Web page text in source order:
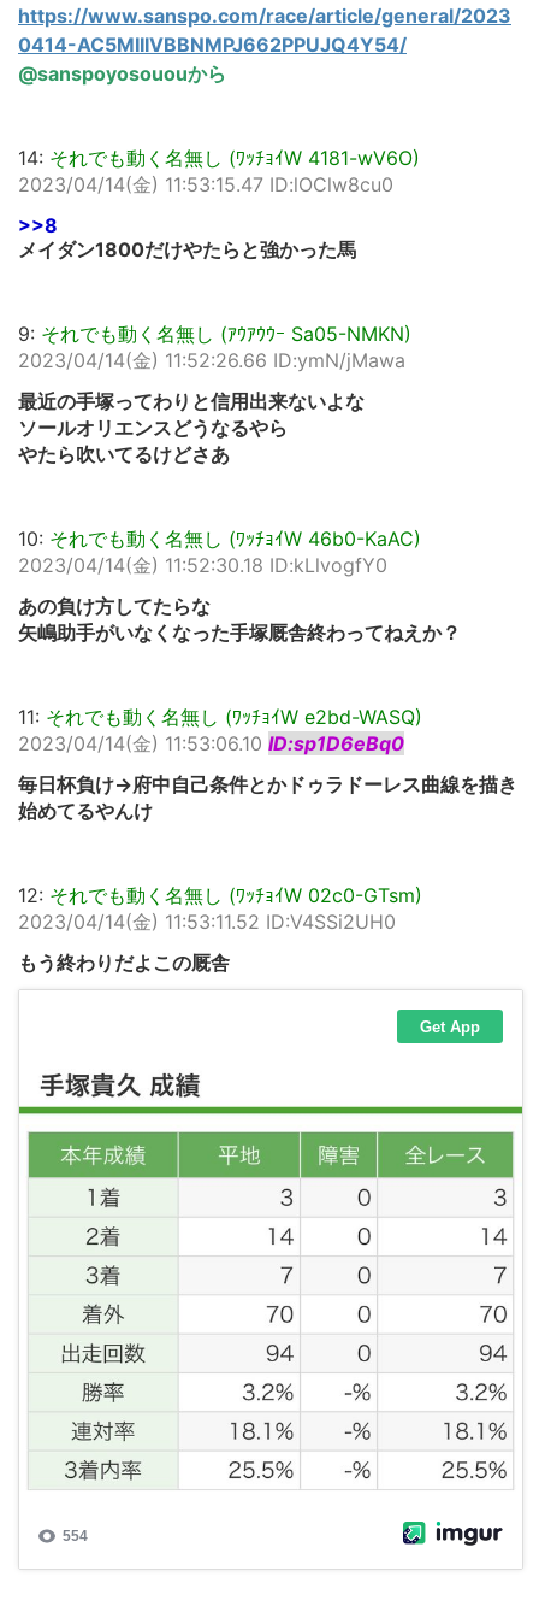
https://www.sanspo.com/race/article/general/2023
0414-AC5MIIIVBBNMPJ662PPUJQ4Y54/
@sanspoyosououから
14: それでも動く名無し (ﾜｯﾁｮｲW 4181-wV6O)
2023/04/14(金) 11:53:15.47 ID:lOClw8cu0
>>8
メイダン1800だけやたらと強かった馬
9: それでも動く名無し (ｱｳｱｳｳｰ Sa05-NMKN)
2023/04/14(金) 11:52:26.66 ID:ymN/jMawa
最近の手塚ってわりと信用出来ないよな
ソールオリエンスどうなるやら
やたら吹いてるけどさあ
10: それでも動く名無し (ﾜｯﾁｮｲW 46b0-KaAC)
2023/04/14(金) 11:52:30.18 ID:kLlvogfY0
あの負け方してたらな
矢嶋助手がいなくなった手塚厩舎終わってねえか？
11: それでも動く名無し (ﾜｯﾁｮｲW e2bd-WASQ)
2023/04/14(金) 11:53:06.10 ID:sp1D6eBq0
毎日杯負け→府中自己条件とかドゥラドーレス曲線を描き
始めてるやんけ
12: それでも動く名無し (ﾜｯﾁｮｲW 02c0-GTsm)
2023/04/14(金) 11:53:11.52 ID:V4SSi2UH0
もう終わりだよこの厩舎